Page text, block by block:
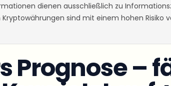
dienen ausschließlich zu
sind mit einem hohen Risiko
Prognose –